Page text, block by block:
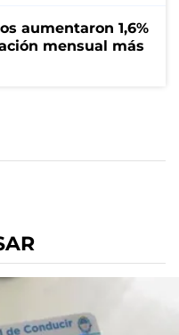
aumentaron 1,6%
mensual más